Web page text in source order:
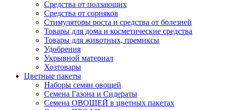
Средства от ползающих
Средства от сорняков
Стимуляторы роста и средства от болезней
Товары для дома и косметические средства
Товары для животных, премиксы
Удобрения
Укрывной материал
Хозтовары
Цветные пакеты
Наборы семян овощей
Семена Газона и Сидераты
Семена ОВОЩЕЙ в цветных пакетах